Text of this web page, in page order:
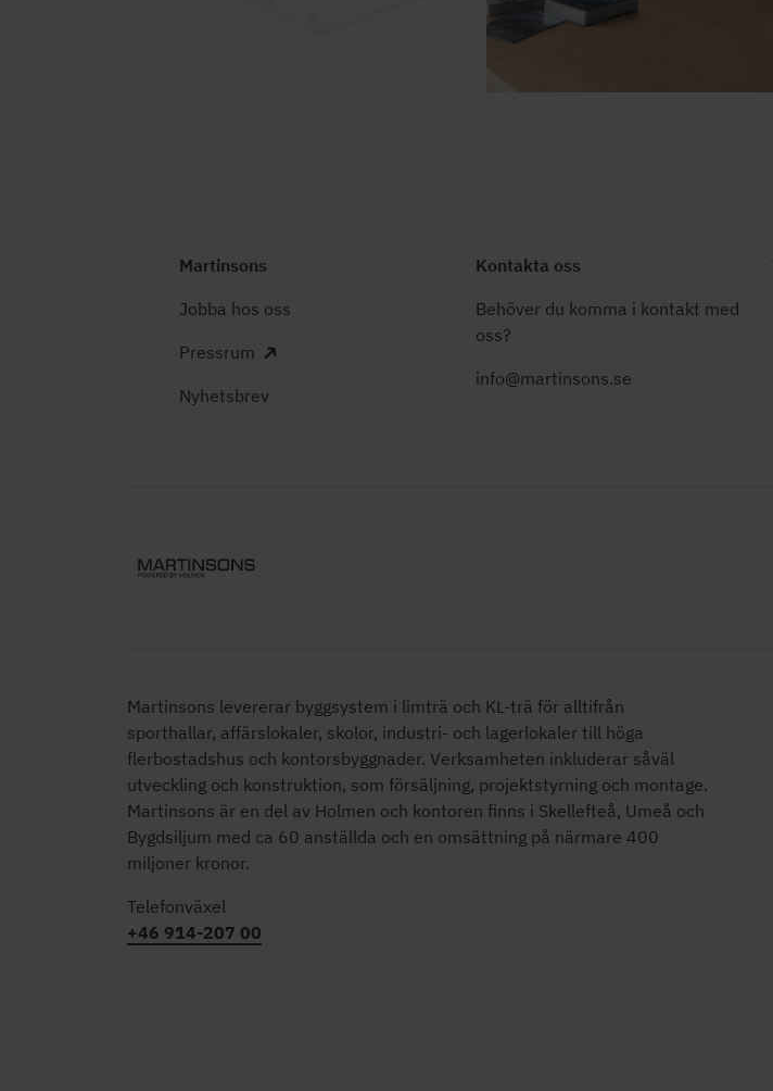
Martinsons
Jobba hos oss
Pressrum
Nyhetsbrev
Kontakta oss
Behöver du komma i kontakt med
oss?
info@martinsons.se
Martinsons levererar byggsystem i limträ och KL-trä för alltifrån
sporthallar, affärslokaler, skolor, industri- och lagerlokaler till höga
flerbostadshus och kontorsbyggnader. Verksamheten inkluderar såväl
utveckling och konstruktion, som försäljning, projektstyrning och montage.
Martinsons är en del av Holmen och kontoren finns i Skellefteå, Umeå och
Bygdsiljum med ca 60 anställda och en omsättning på närmare 400
miljoner kronor.
Telefonväxel
+46 914-207 00